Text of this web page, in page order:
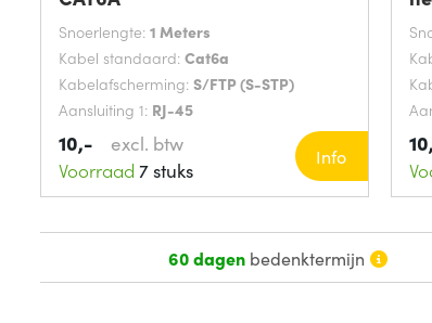
Snoerlengte: 1 Meters
Kabel standaard: Cat6a
Kabelafscherming: S/FTP (S-STP)
Aansluiting 1: RJ-45
10,-
excl. btw
Voorraad 7 stuks
Info
60 dagenbedenktermijn